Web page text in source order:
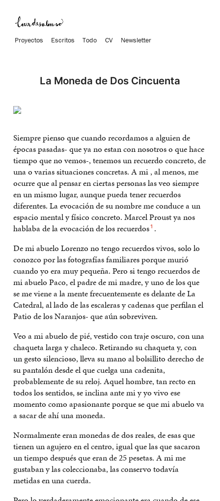
Proyectos Escritos Todo CV Newsletter
La Moneda de Dos Cincuenta
Siempre pienso que cuando recordamos a alguien de
épocas pasadas- que ya no estan con nosotros o que hace
tiempo que no vemos-, tenemos un recuerdo concreto, de
una o varias situaciones concretas. A mi , al menos, me
ocurre que al pensar en ciertas personas las veo siempre
en un mismo lugar, aunque pueda tener recuerdos
diferentes. La evocación de su nombre me conduce a un
espacio mental y físico concreto. Marcel Proust ya nos
hablaba de la evocación de los recuerdos1 .
De mi abuelo Lorenzo no tengo recuerdos vivos, solo lo
conozco por las fotografías familiares porque murió
cuando yo era muy pequeña. Pero si tengo recuerdos de
mi abuelo Paco, el padre de mi madre, y uno de los que
se me viene a la mente frecuentemente es delante de La
Catedral, al lado de las escaleras y cadenas que perfilan el
Patio de los Naranjos- que aún sobreviven.
Veo a mi abuelo de pié, vestido con traje oscuro, con una
chaqueta larga y chaleco. Retirando su chaqueta y, con
un gesto silencioso, lleva su mano al bolsillito derecho de
su pantalón desde el que cuelga una cadenita,
probablemente de su reloj. Aquel hombre, tan recto en
todos los sentidos, se inclina ante mi y yo vivo ese
momento como apasionante porque se que mi abuelo va
a sacar de ahí una moneda.
Normalmente eran monedas de dos reales, de esas que
tienen un agujero en el centro, igual que las que sacaron
un tiempo después que eran de 25 pesetas. A mi me
gustaban y las coleccionaba, las conservo todavía
metidas en una cuerda.